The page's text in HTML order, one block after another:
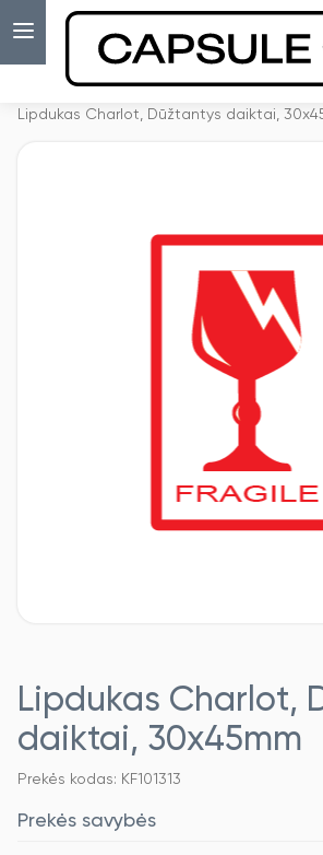
Lipdukas Charlot, Dūžtantys daiktai,
Lipdukas Charlot,
daiktai, 30x45mm
Prekės kodas: KF101313
Prekės savybės